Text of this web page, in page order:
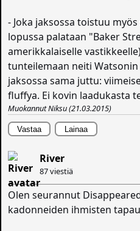
- Joka jaksossa toistuu
lopussa palataan "Baker
amerikkalaiselle
tunteilemaan neiti Watsonin
jaksossa sama juttu:
fluffya. Ei kovin laadukasta
MuokannutNiksu(21.03.2015)
Vastaa Lainaa
River
87 viestiä
Olen seurannut
kadonneiden ihmisten